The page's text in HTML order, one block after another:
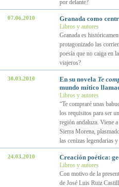
por delante?
07.06.2010 Granada como
Libros y autores
Granada es
protagonizado las
poesía que no caiga en
viajeros?
30.03.2010 En su novela Te
mundo mítico
Libros y autores
“Te compraré unas
los requisitos para ser
región andaluza. Viene
Sierra Morena,
las cenizas legendarias
24.03.2010 Creación poética:
Libros y autores
Con motivo de la
de José Luis Ruiz